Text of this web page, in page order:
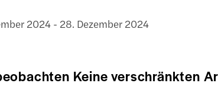
2024 - 28. Dezember 2024
Keine verschränkten